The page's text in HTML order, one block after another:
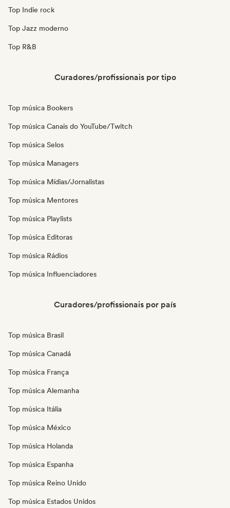
Top Indie rock
Top Jazz moderno
Top R&B
Curadores/profissionais por tipo
Top música Bookers
Top música Canais do YouTube/Twitch
Top música Selos
Top música Managers
Top música Mídias/Jornalistas
Top música Mentores
Top música Playlists
Top música Editoras
Top música Rádios
Top música Influenciadores
Curadores/profissionais por país
Top música Brasil
Top música Canadá
Top música França
Top música Alemanha
Top música Itália
Top música México
Top música Holanda
Top música Espanha
Top música Reino Unido
Top música Estados Unidos